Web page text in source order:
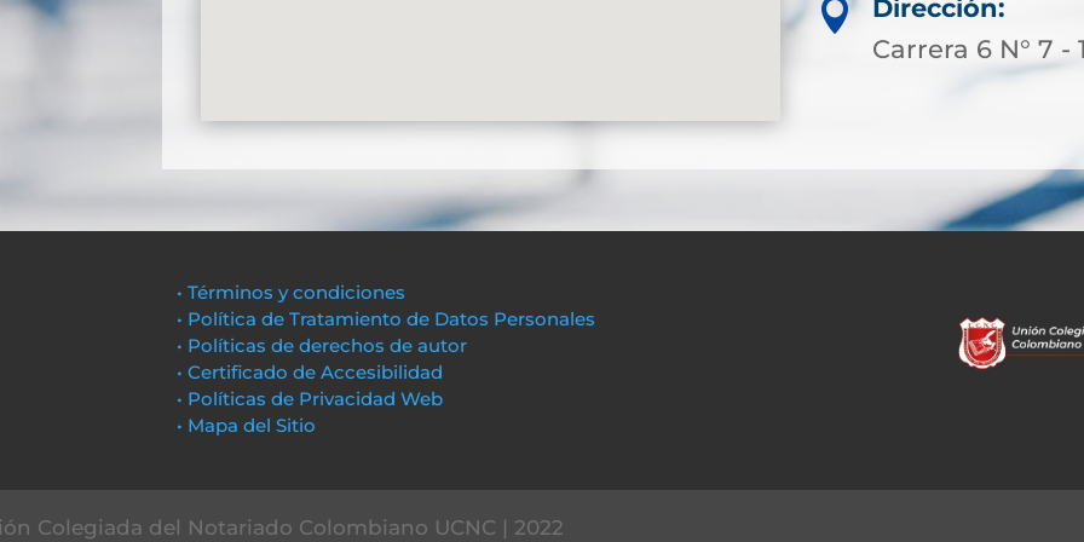

Dirección:
Carrera 6 N° 7 -
• Términos y condiciones
• Política de Tratamiento de Datos Personales
• Políticas de derechos de autor
• Certificado de Accesibilidad
• Políticas de Privacidad Web
• Mapa del Sitio
Colegiada del Notariado Colombiano UCNC | 2022